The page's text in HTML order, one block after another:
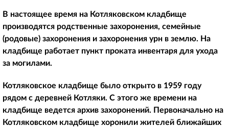
В настоящее время на Котляковском кладбище
производятся родственные захоронения, семейные
(родовые) захоронения и захоронения урн в землю. На
кладбище работает пункт проката инвентаря для ухода
за могилами.
Котляковское кладбище было открыто в 1959 году
рядом с деревней Котляки. С этого же времени на
кладбище ведется архив захоронений. Первоначально на
Котляковском кладбище хоронили жителей ближайших